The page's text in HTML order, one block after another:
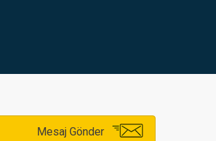
Mesaj Gönder